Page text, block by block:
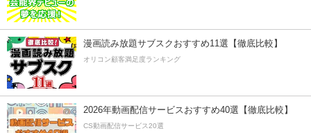
漫画読み放題サブスクおすすめ11選【徹底比較】
オリコン顧客満足度ランキング
2026年動画配信サービスおすすめ40選【徹底比較】
CS動画配信サービス20選